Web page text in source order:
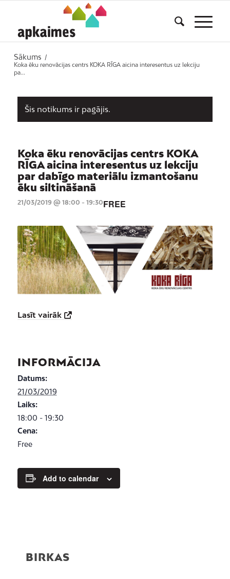
Sākums
/
Koka ēku renovācijas centrs KOKA RĪGA aicina interesentus uz lekciju
pa...
Šis notikums ir pagājis.
Koka ēku renovācijas centrs KOKA
RĪGA aicina interesentus uz lekciju
par dabīgo materiālu izmantošanu
ēku siltināšanā
21/03/2019 @ 18:00 - 19:30FREE
Lasīt vairāk
INFORMĀCIJA
Datums:
21/03/2019
Laiks:
18:00 - 19:30
Cena:
Free
Add to calendar
BIRKAS